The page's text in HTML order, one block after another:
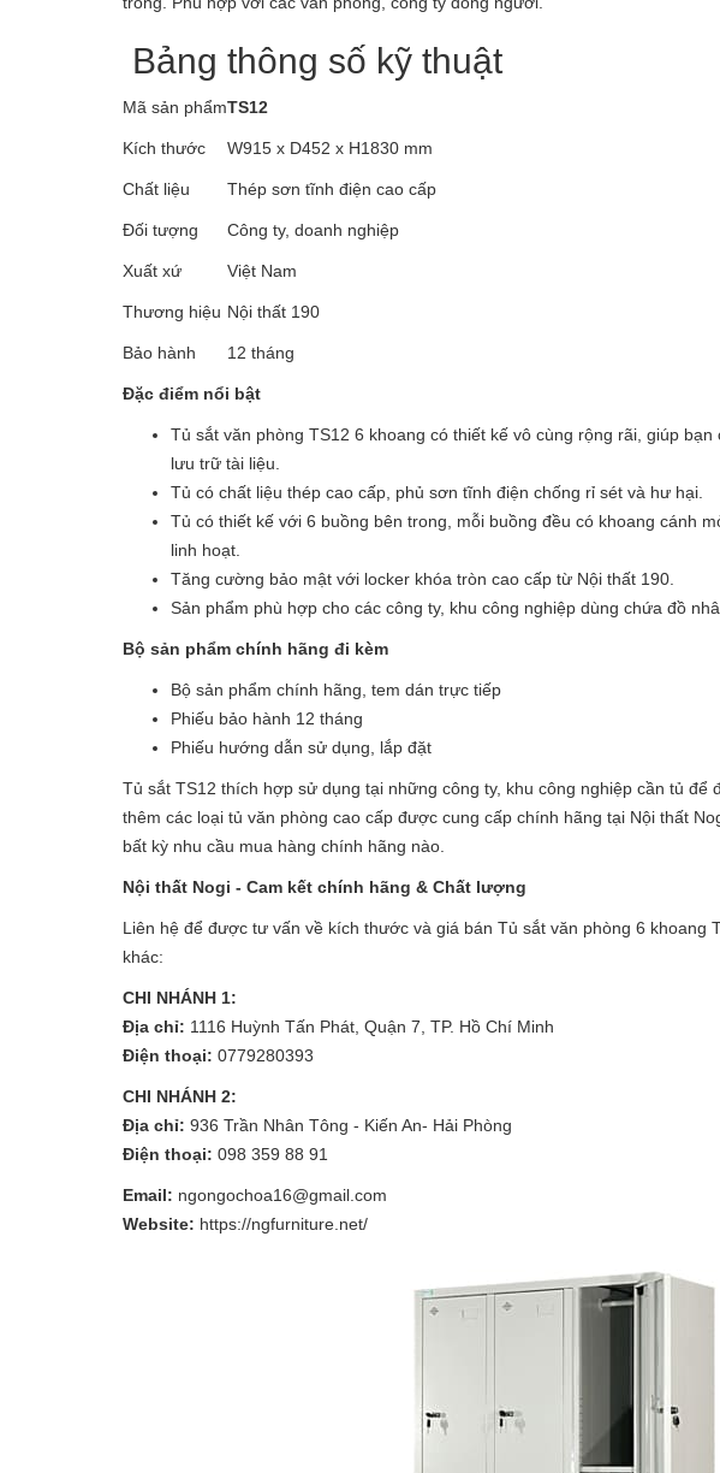
Bảng thông số kỹ thuật
Mã sản phẩmTS12
Kích thước W915 x D452 x H1830 mm
Chất liệu Thép sơn tĩnh điện cao cấp
Đối tượng Công ty, doanh nghiệp
Xuất xứ Việt Nam
Thương hiệu Nội thất 190
Bảo hành 12 tháng
Đặc điểm nổi bật
Tủ sắt văn phòng TS12 6 khoang có thiết kế vô cùng rộng rãi, giúp
lưu trữ tài liệu.
Tủ có chất liệu thép cao cấp, phủ sơn tĩnh điện chống rỉ sét và hư hại.
Tủ có thiết kế với 6 buồng bên trong, mỗi buồng đều có khoang cánh
linh hoạt.
Tăng cường bảo mật với locker khóa tròn cao cấp từ Nội thất 190.
Sản phẩm phù hợp cho các công ty, khu công nghiệp dùng chứa đồ
Bộ sản phẩm chính hãng đi kèm
Bộ sản phẩm chính hãng, tem dán trực tiếp
Phiếu bảo hành 12 tháng
Phiếu hướng dẫn sử dụng, lắp đặt
Tủ sắt TS12 thích hợp sử dụng tại những công ty, khu công nghiệp cần tủ để
thêm các loại tủ văn phòng cao cấp được cung cấp chính hãng tại Nội thất
bất kỳ nhu cầu mua hàng chính hãng nào.
Nội thất Nogi - Cam kết chính hãng & Chất lượng
Liên hệ để được tư vấn về kích thước và giá bán Tủ sắt văn phòng 6 khoang
khác:
CHI NHÁNH 1:
Địa chỉ: 1116 Huỳnh Tấn Phát, Quận 7, TP. Hồ Chí Minh
Điện thoại: 0779280393
CHI NHÁNH 2:
Địa chỉ: 936 Trần Nhân Tông - Kiến An- Hải Phòng
Điện thoại: 098 359 88 91
Email: ngongochoa16@gmail.com
Website: https://ngfurniture.net/